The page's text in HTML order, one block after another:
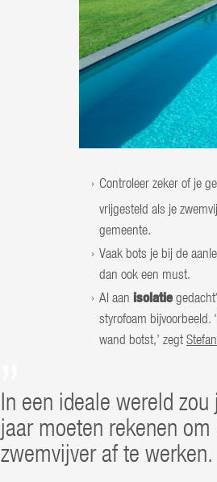
Controleer zeker of je
vrijgesteld als je
gemeente.
Vaak bots je bij de
dan ook een must.
Al aan isolatie
styrofoam bijvoorbeeld.
wand botst,’ zegt
In een ideale wereld
jaar moeten rekenen
zwemvijver af te werken.